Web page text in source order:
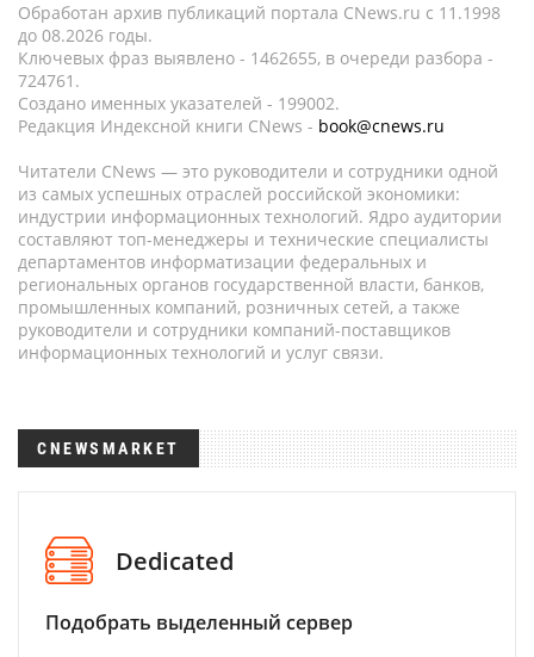
Обработан архив публикаций портала CNews.ru c 11.1998
до 08.2026 годы.
Ключевых фраз выявлено - 1462655, в очереди разбора -
724761.
Создано именных указателей - 199002.
Редакция Индексной книги CNews - book@cnews.ru
Читатели CNews — это руководители и сотрудники одной
из самых успешных отраслей российской экономики:
индустрии информационных технологий. Ядро аудитории
составляют топ-менеджеры и технические специалисты
департаментов информатизации федеральных и
региональных органов государственной власти, банков,
промышленных компаний, розничных сетей, а также
руководители и сотрудники компаний-поставщиков
информационных технологий и услуг связи.
CNEWSMARKET
Dedicated
Подобрать выделенный сервер